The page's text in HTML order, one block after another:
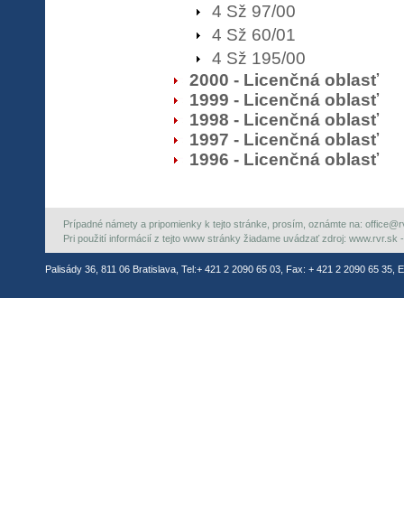
4 Sž 97/00
4 Sž 60/01
4 Sž 195/00
2000 - Licenčná oblasť
1999 - Licenčná oblasť
1998 - Licenčná oblasť
1997 - Licenčná oblasť
1996 - Licenčná oblasť
Prípadné námety a pripomienky k tejto stránke, prosím, oznámte na:
Pri použití informácií z tejto www stránky žiadame uvádzať zdroj: www.rvr.sk
Palisády 36, 811 06 Bratislava, Tel:+ 421 2 2090 65 03, Fax: + 421 2 2090 65 35,